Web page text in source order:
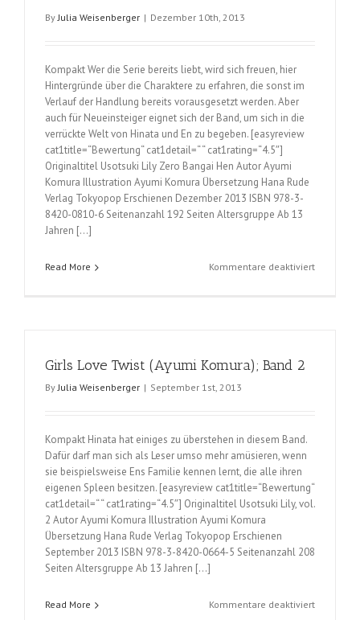
ByJulia Weisenberger | Dezember 10th, 2013
Kompakt Wer die Serie bereits liebt, wird sich freuen, hier
Hintergründe über die Charaktere zu erfahren, die sonst im
Verlauf der Handlung bereits vorausgesetzt werden. Aber
auch für Neueinsteiger eignet sich der Band, um sich in die
verrückte Welt von Hinata und En zu begeben. [easyreview
cat1title=“Bewertung“ cat1detail=“ “ cat1rating=“4.5″]
Originaltitel Usotsuki Lily Zero Bangai Hen Autor Ayumi
Komura Illustration Ayumi Komura Übersetzung Hana Rude
Verlag Tokyopop Erschienen Dezember 2013 ISBN 978-3-
8420-0810-6 Seitenanzahl 192 Seiten Altersgruppe Ab 13
Jahren […]
Read More Kommentare deaktiviertfür
Girls Love Twist (Ayumi Komura); Band 2
ByJulia Weisenberger | September 1st, 2013
Kompakt Hinata hat einiges zu überstehen in diesem Band.
Dafür darf man sich als Leser umso mehr amüsieren, wenn
sie beispielsweise Ens Familie kennen lernt, die alle ihren
eigenen Spleen besitzen. [easyreview cat1title=“Bewertung“
cat1detail=“ “ cat1rating=“4.5″] Originaltitel Usotsuki Lily, vol.
2 Autor Ayumi Komura Illustration Ayumi Komura
Übersetzung Hana Rude Verlag Tokyopop Erschienen
September 2013 ISBN 978-3-8420-0664-5 Seitenanzahl 208
Seiten Altersgruppe Ab 13 Jahren […]
Read More Kommentare deaktiviertfür